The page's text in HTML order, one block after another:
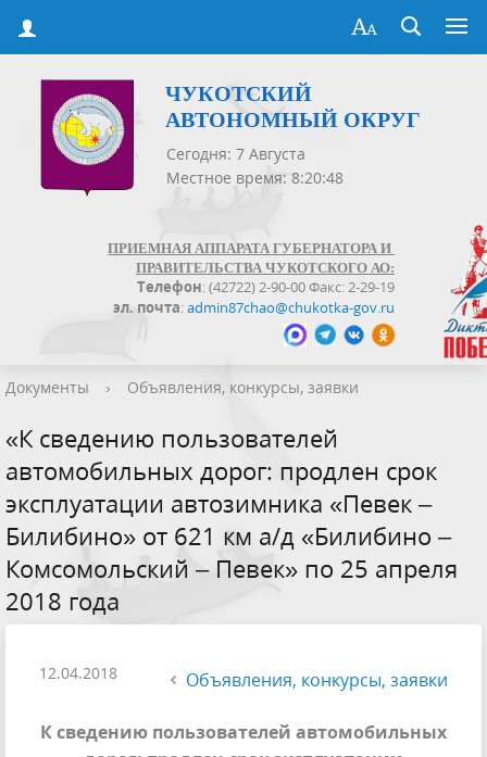
ЧУКОТСКИЙ
АВТОНОМНЫЙ ОКРУГ
Сегодня: 7 Августа
Местное время: 8:20:48
ПРИЕМНАЯ АППАРАТА ГУБЕРНАТОРА И
ПРАВИТЕЛЬСТВА ЧУКОТСКОГО АО:
Телефон: (42722) 2-90-00 Факс: 2-29-19
эл. почта:admin87chao@chukotka-gov.ru
Документы › Объявления, конкурсы, заявки
«К сведению пользователей
автомобильных дорог: продлен срок
эксплуатации автозимника «Певек –
Билибино» от 621 км а/д «Билибино –
Комсомольский – Певек» по 25 апреля
2018 года
12.04.2018 Объявления, конкурсы, заявки
К сведению пользователей автомобильных